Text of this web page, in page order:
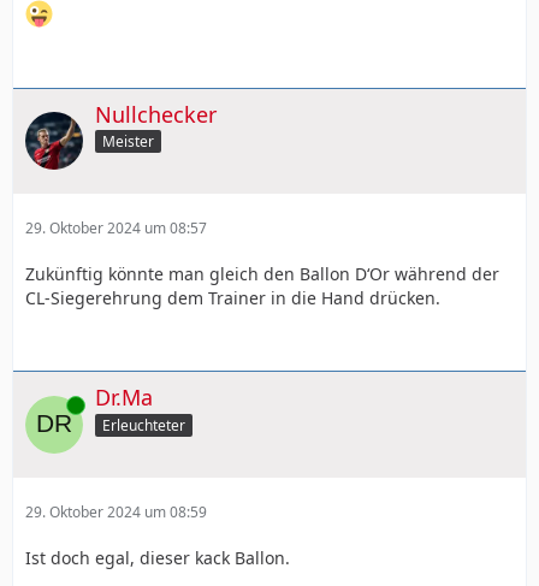
Nullchecker
Meister
29. Oktober 2024 um 08:57
Zukünftig könnte man gleich den Ballon D‘Or während der
CL-Siegerehrung dem Trainer in die Hand drücken.
Online Dr.Ma
Erleuchteter
29. Oktober 2024 um 08:59
Ist doch egal, dieser kack Ballon.